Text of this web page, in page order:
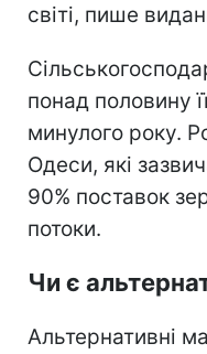
світі, пише
понад половину
минулого року.
Одеси, які
90% поставок
потоки.
Чи є
Альтернативні